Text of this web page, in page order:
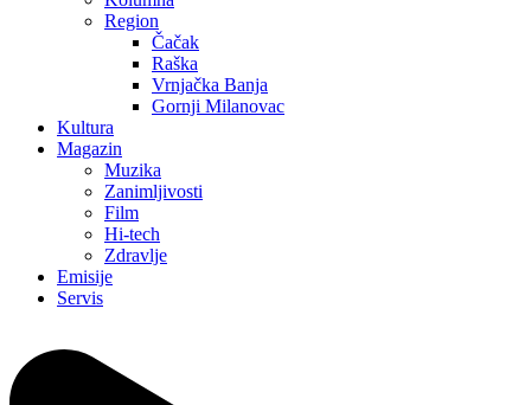
Region
Čačak
Raška
Vrnjačka Banja
Gornji Milanovac
Kultura
Magazin
Muzika
Zanimljivosti
Film
Hi-tech
Zdravlje
Emisije
Servis